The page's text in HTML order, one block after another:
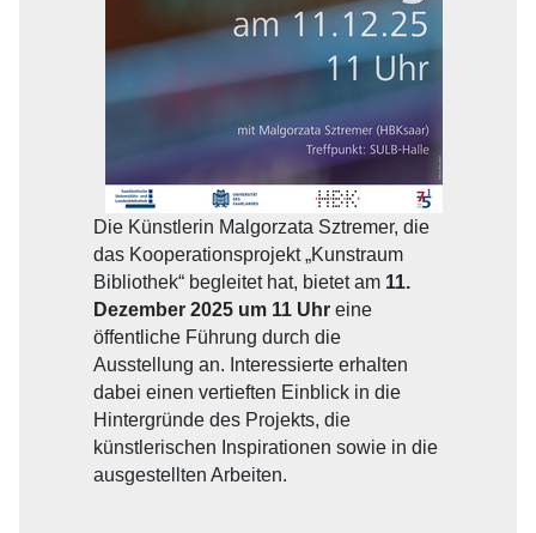
Die Künstlerin Malgorzata Sztremer, die
das Kooperationsprojekt „Kunstraum
Bibliothek“ begleitet hat, bietet am 11.
Dezember 2025 um 11 Uhr eine
öffentliche Führung durch die
Ausstellung an. Interessierte erhalten
dabei einen vertieften Einblick in die
Hintergründe des Projekts, die
künstlerischen Inspirationen sowie in die
ausgestellten Arbeiten.